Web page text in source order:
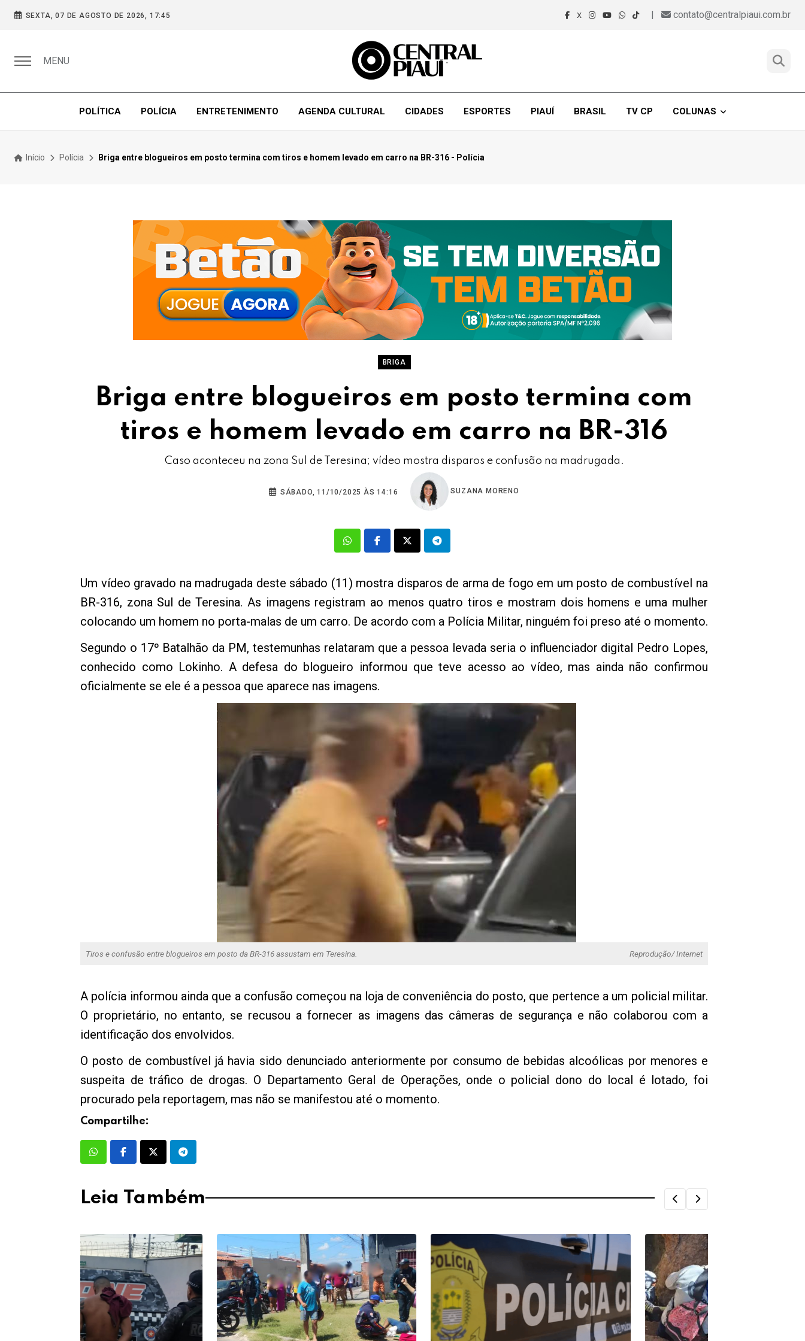
SEXTA, 07 DE AGOSTO DE 2026, 17:45 X | contato@centralpiaui.com.br
MENU
POLÍTICA POLÍCIA ENTRETENIMENTO AGENDA CULTURAL CIDADES ESPORTES PIAUÍ BRASIL TV CP COLUNAS
Início Polícia Briga entre blogueiros em posto termina com tiros e homem levado em carro na BR-316 - Polícia
BRIGA
Briga entre blogueiros em posto termina com
tiros e homem levado em carro na BR-316
Caso aconteceu na zona Sul de Teresina; vídeo mostra disparos e confusão na madrugada.
SÁBADO, 11/10/2025 ÀS 14:16 SUZANA MORENO
Um vídeo gravado na madrugada deste sábado (11) mostra disparos de arma de fogo em um posto de combustível na
BR-316, zona Sul de Teresina. As imagens registram ao menos quatro tiros e mostram dois homens e uma mulher
colocando um homem no porta-malas de um carro. De acordo com a Polícia Militar, ninguém foi preso até o momento.
Segundo o 17º Batalhão da PM, testemunhas relataram que a pessoa levada seria o influenciador digital Pedro Lopes,
conhecido como Lokinho. A defesa do blogueiro informou que teve acesso ao vídeo, mas ainda não confirmou
oficialmente se ele é a pessoa que aparece nas imagens.
Tiros e confusão entre blogueiros em posto da BR-316 assustam em Teresina. Reprodução/ Internet
A polícia informou ainda que a confusão começou na loja de conveniência do posto, que pertence a um policial militar.
O proprietário, no entanto, se recusou a fornecer as imagens das câmeras de segurança e não colaborou com a
identificação dos envolvidos.
O posto de combustível já havia sido denunciado anteriormente por consumo de bebidas alcoólicas por menores e
suspeita de tráfico de drogas. O Departamento Geral de Operações, onde o policial dono do local é lotado, foi
procurado pela reportagem, mas não se manifestou até o momento.
Compartilhe:
Leia Também